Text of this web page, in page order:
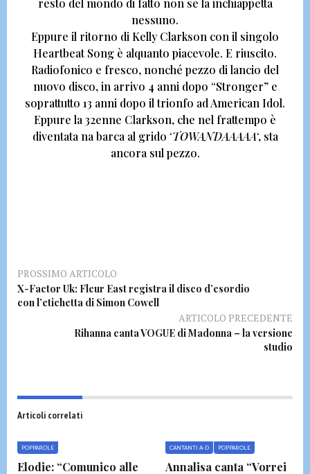
resto del mondo di fatto non se la inchiappetta
nessuno.
Eppure il ritorno di Kelly Clarkson con il singolo
Heartbeat Song è alquanto piacevole. E riuscito.
Radiofonico e fresco, nonché pezzo di lancio del
nuovo disco, in arrivo 4 anni dopo “Stronger” e
soprattutto 13 anni dopo il trionfo ad American Idol.
Eppure la 32enne Clarkson, che nel frattempo è
diventata na barca al grido ‘TOWANDAAAAA‘, sta
ancora sul pezzo.
PROSSIMO ARTICOLO
X-Factor Uk: Fleur East registra il disco d’esordio
con l’etichetta di Simon Cowell
ARTICOLO PRECEDENTE
Rihanna canta VOGUE di Madonna – la versione
studio
Articoli correlati
POPPAROLE
Elodie: “Comunico alle
CANTANTI A-D POPPAROLE
Annalisa canta “Vorrei